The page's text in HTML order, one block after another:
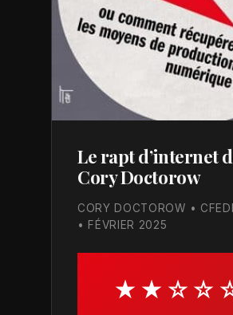
Le rapt d’internet
Cory Doctorow
CORY DOCTOROW •
• FÉVRIER 2025